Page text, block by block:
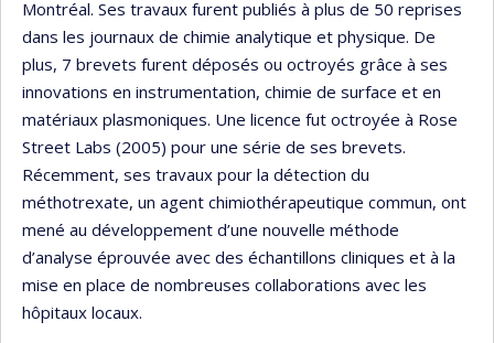
Montréal. Ses travaux furent publiés à plus de 50 reprises
dans les journaux de chimie analytique et physique. De
plus, 7 brevets furent déposés ou octroyés grâce à ses
innovations en instrumentation, chimie de surface et en
matériaux plasmoniques. Une licence fut octroyée à Rose
Street Labs (2005) pour une série de ses brevets.
Récemment, ses travaux pour la détection du
méthotrexate, un agent chimiothérapeutique commun, ont
mené au développement d’une nouvelle méthode
d’analyse éprouvée avec des échantillons cliniques et à la
mise en place de nombreuses collaborations avec les
hôpitaux locaux.